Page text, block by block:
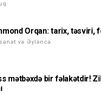
Orqan: tarix, təsviri,
və Əyləncə
mətbəxdə bir fəlakətdir!